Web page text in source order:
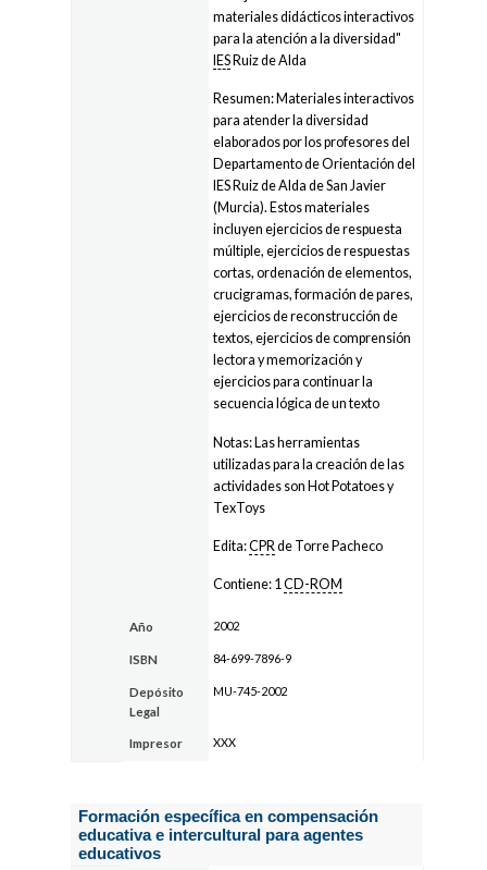
materiales didácticos interactivos
para la atención a la diversidad"
IES Ruiz de Alda
Resumen: Materiales interactivos
para atender la diversidad
elaborados por los profesores del
Departamento de Orientación del
IES Ruiz de Alda de San Javier
(Murcia). Estos materiales
incluyen ejercicios de respuesta
múltiple, ejercicios de respuestas
cortas, ordenación de elementos,
crucigramas, formación de pares,
ejercicios de reconstrucción de
textos, ejercicios de comprensión
lectora y memorización y
ejercicios para continuar la
secuencia lógica de un texto
Notas: Las herramientas
utilizadas para la creación de las
actividades son Hot Potatoes y
TexToys
Edita:CPR de Torre Pacheco
Contiene: 1CD-ROM
Año 2002
ISBN 84-699-7896-9
Depósito
Legal
MU-745-2002
Impresor XXX
Formación específica en compensación
educativa e intercultural para agentes
educativos